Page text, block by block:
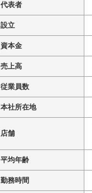
代表者
設立
資本金
売上高
従業員数
本社所在地
店舗
平均年齢
勤務時間